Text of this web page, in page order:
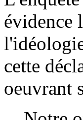
évidence
cette
oeuvrant